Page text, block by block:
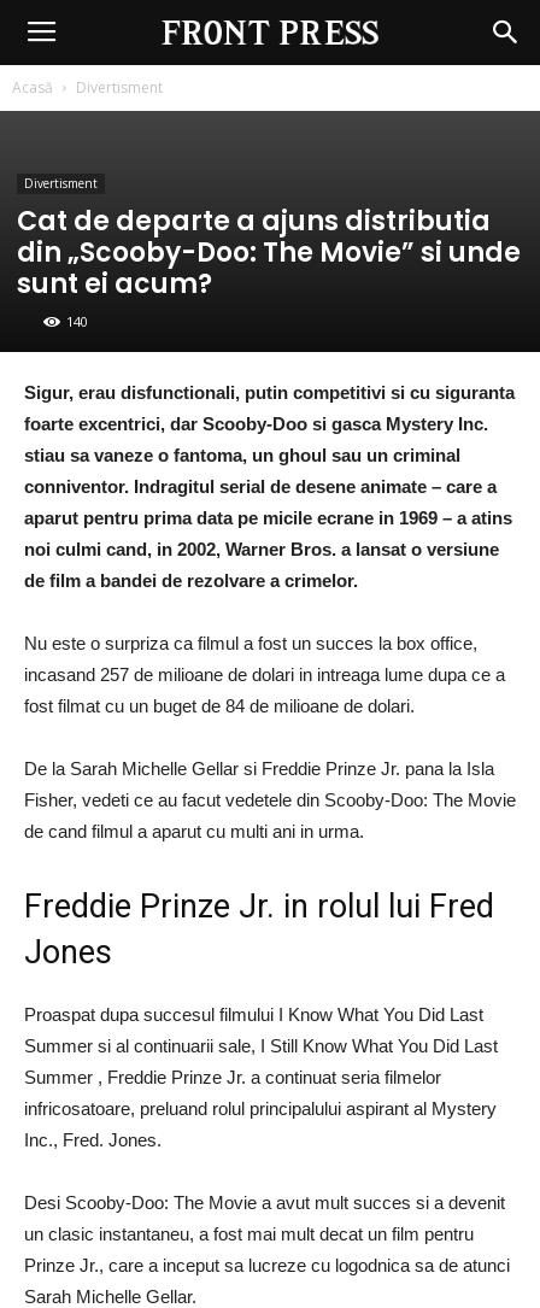
Front
Press
Acasă Divertisment
Divertisment
Cat de departe a ajuns distributia
din „Scooby-Doo: The Movie” si unde
sunt ei acum?
140
Sigur, erau disfunctionali, putin competitivi si cu siguranta
foarte excentrici, dar Scooby-Doo si gasca Mystery Inc.
stiau sa vaneze o fantoma, un ghoul sau un criminal
conniventor. Indragitul serial de desene animate – care a
aparut pentru prima data pe micile ecrane in 1969 – a atins
noi culmi cand, in 2002, Warner Bros. a lansat o versiune
de film a bandei de rezolvare a crimelor.
Nu este o surpriza ca filmul a fost un succes la box office,
incasand 257 de milioane de dolari in intreaga lume dupa ce a
fost filmat cu un buget de 84 de milioane de dolari.
De la Sarah Michelle Gellar si Freddie Prinze Jr. pana la Isla
Fisher, vedeti ce au facut vedetele din Scooby-Doo: The Movie
de cand filmul a aparut cu multi ani in urma.
Freddie Prinze Jr. in rolul lui Fred
Jones
Proaspat dupa succesul filmului I Know What You Did Last
Summer si al continuarii sale, I Still Know What You Did Last
Summer , Freddie Prinze Jr. a continuat seria filmelor
infricosatoare, preluand rolul principalului aspirant al Mystery
Inc., Fred. Jones.
Desi Scooby-Doo: The Movie a avut mult succes si a devenit
un clasic instantaneu, a fost mai mult decat un film pentru
Prinze Jr., care a inceput sa lucreze cu logodnica sa de atunci
Sarah Michelle Gellar.